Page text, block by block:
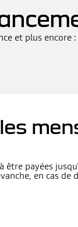
et plus
payées
en cas